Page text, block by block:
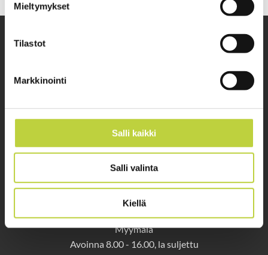
Mieltymykset
Tilastot
Markkinointi
Salli kaikki
Salli valinta
Kiellä
Ympäristönhoitolaitteet
Hautala Service / Oikea Konekauppa Pro Oy
Yrittäjäntie 1, 60800 Ilmajoki
Myymälä
Avoinna 8.00 - 16.00, la suljettu